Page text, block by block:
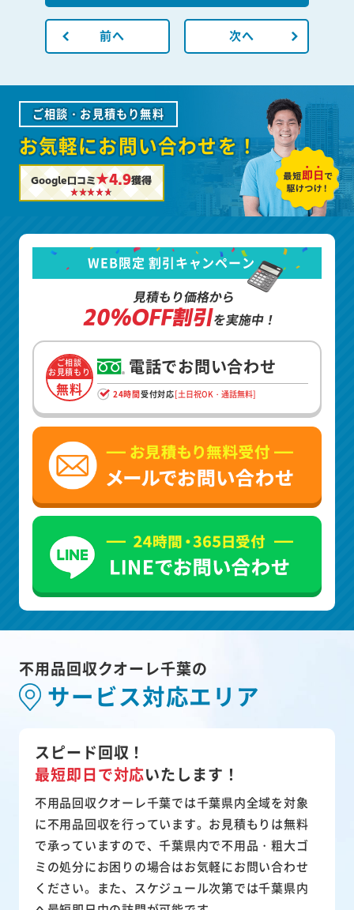
前へ 次へ
ご相談・お見積もり無料
お気軽にお問い合わせを！
Google口コミ★4.9獲得
WEB限定 割引キャンペーン
見積もり価格から
20%OFF割引を実施中！
ご相談
お見積もり
無料
電話でお問い合わせ
24時間受付対応[土日祝OK・通話無料]
不用品回収クオーレ千葉の
サービス対応エリア
スピード回収！
最短即日で対応いたします！
不用品回収クオーレ千葉では千葉県内全域を対象
に不用品回収を行っています。お見積もりは無料
で承っていますので、千葉県内で不用品・粗大ゴ
ミの処分にお困りの場合はお気軽にお問い合わせ
ください。また、スケジュール次第では千葉県内